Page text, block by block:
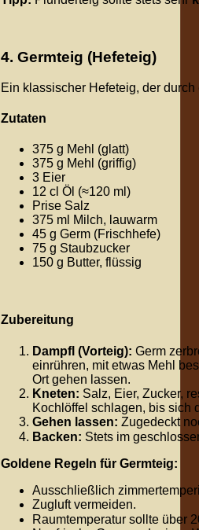
4. Germteig (Hefeteig)
Ein klassischer Hefeteig, der durch
Zutaten
375 g Mehl (glatt)
375 g Mehl (griffig)
3 Eier
12 cl Öl (≈120 ml )
Prise Salz
375 ml Milch, lauwarm
45 g Germ (Frischhefe)
75 g Staubzucker
150 g Butter, flüssig
Zubereitung
Dampfl (Vorteig): Germ
einrühren, mit etwas Mehl
Ort gehen lassen.
Kneten: Salz, Eier, Zucker,
Kochlöffel schlagen, bis sich
Gehen lassen: Zugedeckt
Backen: Stets im
Goldene Regeln für Germteig:
Ausschließlich
Zugluft vermeiden.
Raumtemperatur sollte über 2